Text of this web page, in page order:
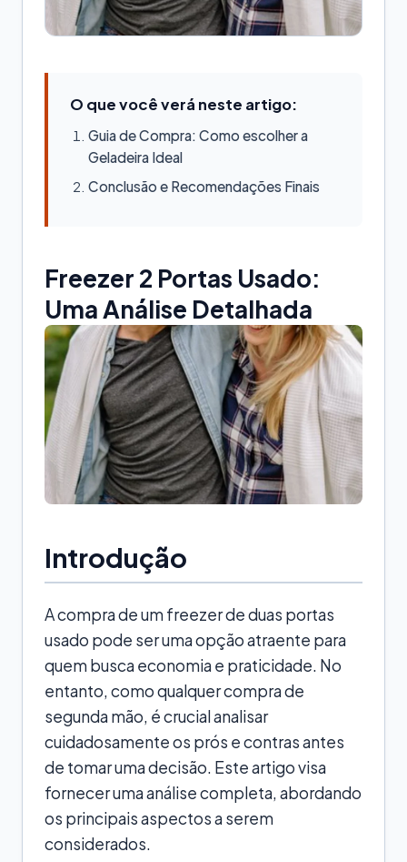
O que você verá neste artigo:
Guia de Compra: Como escolher a
Geladeira Ideal
Conclusão e Recomendações Finais
Freezer 2 Portas Usado:
Uma Análise Detalhada
Introdução
A compra de um freezer de duas portas
usado pode ser uma opção atraente para
quem busca economia e praticidade. No
entanto, como qualquer compra de
segunda mão, é crucial analisar
cuidadosamente os prós e contras antes
de tomar uma decisão. Este artigo visa
fornecer uma análise completa, abordando
os principais aspectos a serem
considerados.